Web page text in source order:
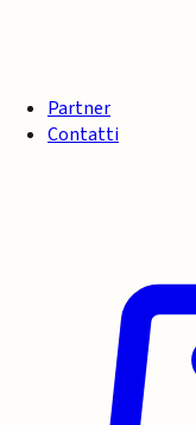
Partner
Contatti